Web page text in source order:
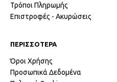
Τρόποι Πληρωμής
Επιστροφές - Ακυρώσεις
ΠΕΡΙΣΣΟΤΕΡΑ
Όροι Χρήσης
Προσωπικά Δεδομένα